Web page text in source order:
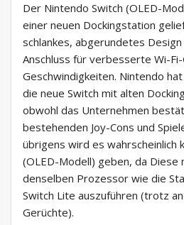
Der Nintendo Switch (OLED-
einer neuen Dockingstation
schlankes, abgerundetes
Anschluss für verbesserte Wi-
Geschwindigkeiten. Nintendo
die neue Switch mit alten
obwohl das Unternehmen
bestehenden Joy-Cons und
übrigens wird es wahrscheinlich
(OLED-Modell) geben, da Diese
denselben Prozessor wie die
Switch Lite auszuführen (trotz
Gerüchte).